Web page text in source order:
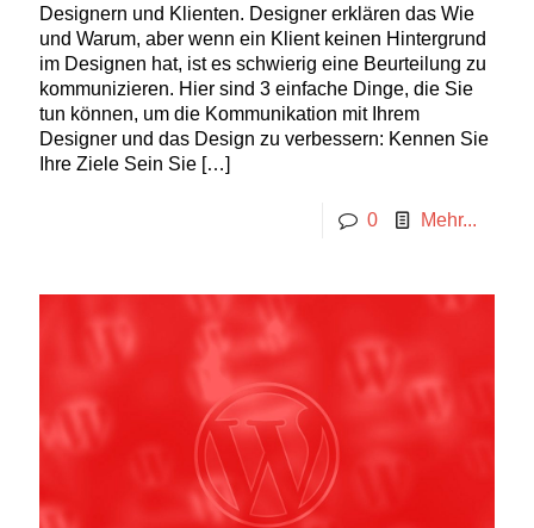
Designern und Klienten. Designer erklären das Wie
und Warum, aber wenn ein Klient keinen Hintergrund
im Designen hat, ist es schwierig eine Beurteilung zu
kommunizieren. Hier sind 3 einfache Dinge, die Sie
tun können, um die Kommunikation mit Ihrem
Designer und das Design zu verbessern: Kennen Sie
Ihre Ziele Sein Sie […]
0 Mehr...